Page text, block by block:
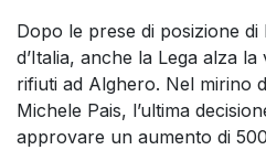
Dopo le prese di posizione
d’Italia, anche la Lega alza
rifiuti ad Alghero. Nel mirino
Michele Pais, l’ultima
approvare un aumento di